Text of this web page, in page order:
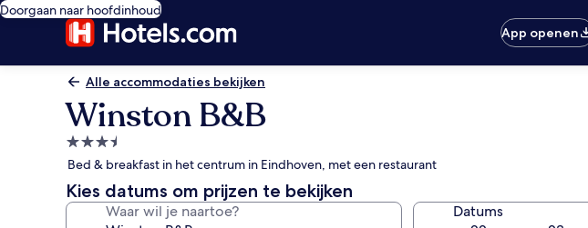
Doorgaan naar hoofdinhoud
App openen
Alle accommodaties bekijken
Winston B&B
3.5-
sterrenaccommodatie
Bed & breakfast in het centrum in Eindhoven, met een restaurant
Kies datums om prijzen te bekijken
Waar wil je naartoe? Datums